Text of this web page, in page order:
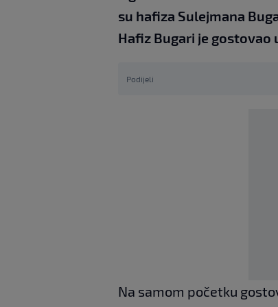
su hafiza Sulejmana
Hafiz Bugari je gostovao
Podijeli
Na samom početku